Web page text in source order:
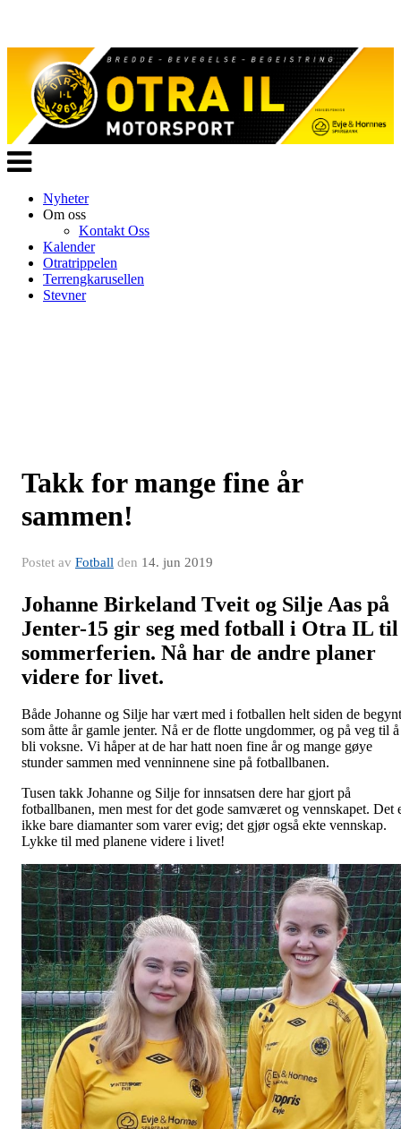
Veksle
navigasjon
Nyheter
Om oss
Kontakt Oss
Kalender
Otratrippelen
Terrengkarusellen
Stevner
Takk for mange fine år
sammen!
Postet av Fotball den 14. jun 2019
Johanne Birkeland Tveit og Silje Aas på
Jenter-15 gir seg med fotball i Otra IL til
sommerferien. Nå har de andre planer
videre for livet.
Både Johanne og Silje har vært med i fotballen helt siden de
som åtte år gamle jenter. Nå er de flotte ungdommer, og på veg til å
bli voksne. Vi håper at de har hatt noen fine år og mange gøye
stunder sammen med venninnene sine på fotballbanen.
Tusen takk Johanne og Silje for innsatsen dere har gjort på
fotballbanen, men mest for det gode samværet og vennskapet. Det
ikke bare diamanter som varer evig; det gjør også ekte vennskap.
Lykke til med planene videre i livet!